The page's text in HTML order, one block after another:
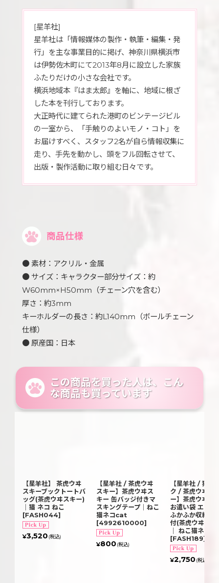
[星羊社]
星羊社は「情報媒体の製作・執筆・編集・発
行」を主な事業目的に掲げ、神奈川県横浜市
は伊勢佐木町にて2013年8月に設立した家族
ふたりだけの小さな会社です。
横浜地域本『はま太郎』を軸に、地域に根ざ
した本を刊行しております。
大正時代に建てられた港町のビンテージビル
の一室から、「手触りのよいモノ・コト」を
お届けすべく、スタッフ2名が自ら情報収集に
走り、手先を動かし、頭をフル回転させて、
出版・製作活動に取り組む日々です。
商品仕様
● 素材：アクリル・金属
● サイズ：キャラクター部分サイズ：約
W60mm×H50mm（チェーン穴を含む）
厚さ：約3mm
キーホルダーの長さ：約L140mm（ボールチェーン
仕様）
● 原産国：日本
この商品を買った人は、こん
な商品も買っています
【星羊社】 茶虎ウヰ
スキーブックトートバ
ッグ(茶虎ウヰスキー)
｜猫 ネコ ねこ
[FASH044]
¥3,520 (税込)
【星羊社 / 茶虎ウヰ
スキー】茶虎ウヰス
キー 缶バッジ付きマ
スキングテープ｜ねこ
猫ネコcat
[4992610000]
¥800 (税込)
【星羊社 / 猫印
ク / 茶虎ウヰス
ー】茶虎ウヰス
お遣い袋 エコバ
ふかふか収納ポ
付(茶虎ウヰスキ
｜ ねこ猫ネコ
[FASH189]
¥2,750 (税込)